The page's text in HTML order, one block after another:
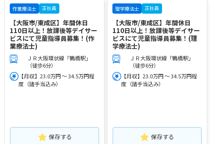
作業療法士 正社員
【大阪市/東成区】年間休日
110日以上！放課後等デイサー
ビスにて児童指導員募集！(作
業療法士)
ＪＲ大阪環状線「鶴橋駅」
（徒歩6分）
【月収】23.0万円 ～ 34.5万円程
度（諸手当込み）
保存する
理学療法士 正社員
【大阪市/東成区】年間休日
110日以上！放課後等デイサー
ビスにて児童指導員募集！(理
学療法士)
ＪＲ大阪環状線「鶴橋駅」
（徒歩6分）
【月収】23.0万円 ～ 34.5万円程
度（諸手当込み）
保存する